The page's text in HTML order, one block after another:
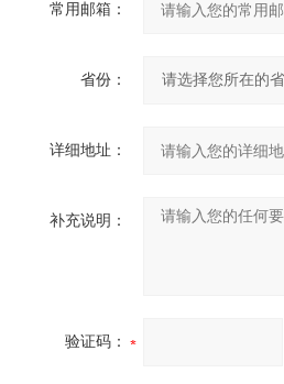
常用邮箱：
省份：
详细地址：
补充说明：
验证码：